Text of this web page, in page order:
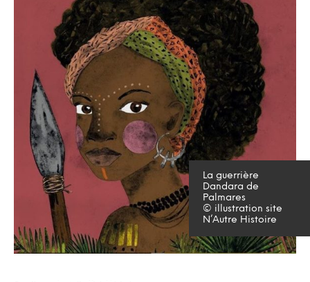
La guerrière
Dandara de
Palmares
© illustration site
N’Autre Histoire